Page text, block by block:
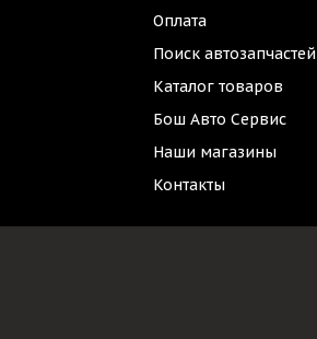
Оплата
Поиск автозапчастей
Каталог товаров
Бош Авто Сервис
Наши магазины
Контакты